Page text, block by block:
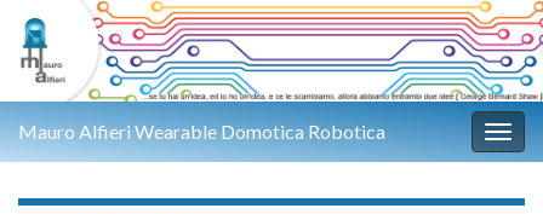
Mauro Alfieri Wearable Domotica Robotica